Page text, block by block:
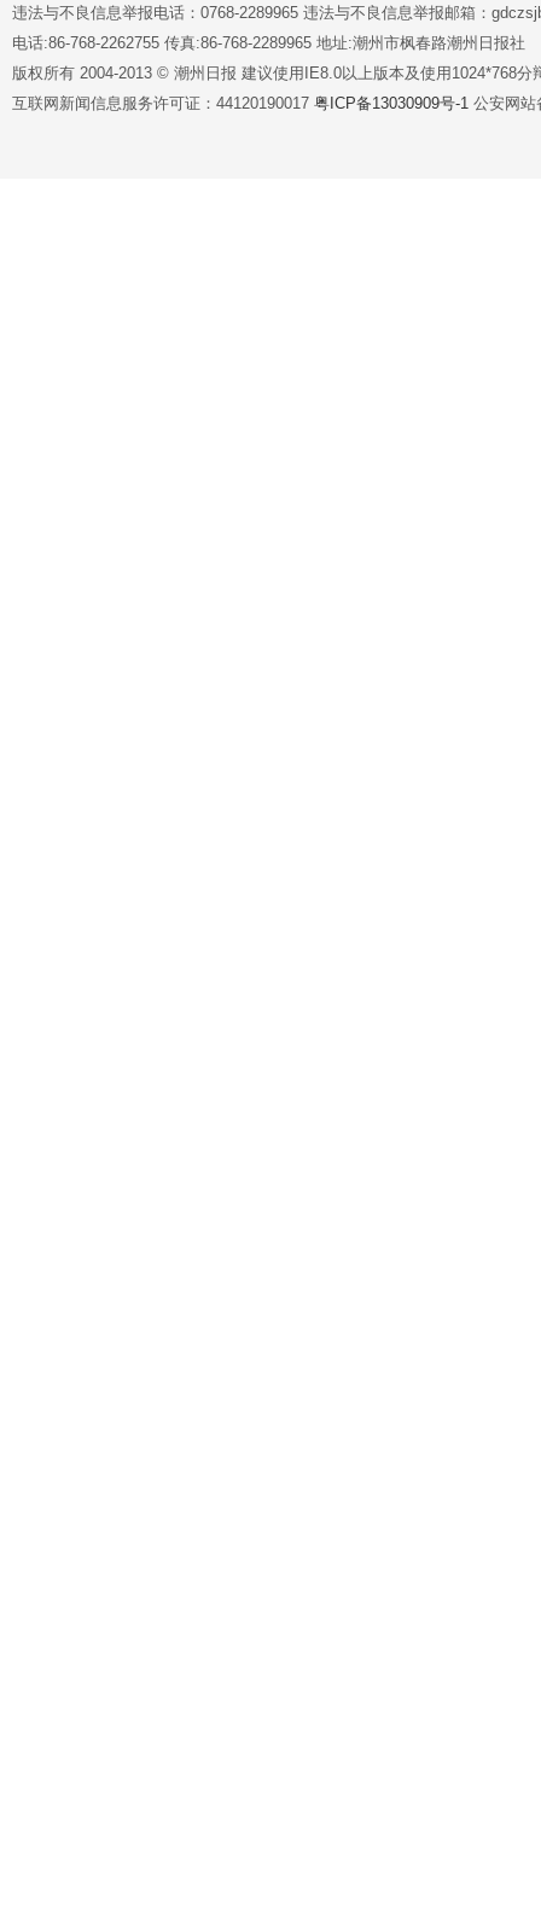
违法与不良信息举报电话：0768-2289965 违法与不良信息举报邮箱：
电话:86-768-2262755 传真:86-768-2289965 地址:潮州市枫春路潮州日报社
版权所有 2004-2013 © 潮州日报 建议使用IE8.0以上版本及使用1024*768分
互联网新闻信息服务许可证：44120190017 粤ICP备13030909号-1 公安网站